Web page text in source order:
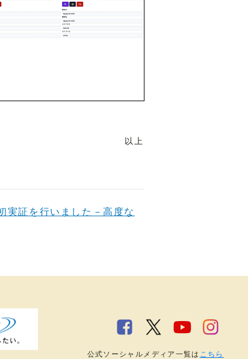
以上
実証を行いました－高度な
公式ソーシャルメディア一覧は こちら